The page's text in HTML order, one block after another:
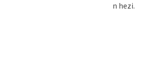
n hezi.